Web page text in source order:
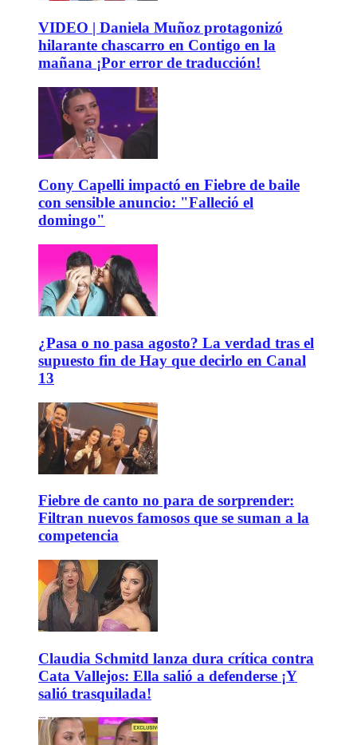
VIDEO | Daniela Muñoz protagonizó
hilarante chascarro en Contigo en la
mañana ¡Por error de traducción!
Cony Capelli impactó en Fiebre de baile
con sensible anuncio: "Falleció el
domingo"
¿Pasa o no pasa agosto? La verdad tras el
supuesto fin de Hay que decirlo en Canal
13
Fiebre de canto no para de sorprender:
Filtran nuevos famosos que se suman a la
competencia
Claudia Schmitd lanza dura crítica contra
Cata Vallejos: Ella salió a defenderse ¡Y
salió trasquilada!